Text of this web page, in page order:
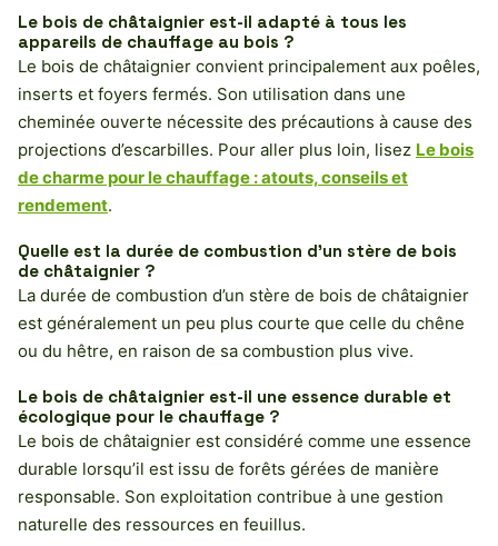
Le bois de châtaignier est-il adapté à tous les
appareils de chauffage au bois ?
Le bois de châtaignier convient principalement aux poêles,
inserts et foyers fermés. Son utilisation dans une
cheminée ouverte nécessite des précautions à cause des
projections d’escarbilles. Pour aller plus loin, lisez Le bois
de charme pour le chauffage : atouts, conseils et
rendement.
Quelle est la durée de combustion d’un stère de bois
de châtaignier ?
La durée de combustion d’un stère de bois de châtaignier
est généralement un peu plus courte que celle du chêne
ou du hêtre, en raison de sa combustion plus vive.
Le bois de châtaignier est-il une essence durable et
écologique pour le chauffage ?
Le bois de châtaignier est considéré comme une essence
durable lorsqu’il est issu de forêts gérées de manière
responsable. Son exploitation contribue à une gestion
naturelle des ressources en feuillus.